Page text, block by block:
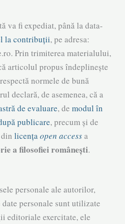
va fi expediat, până la data-
la contribuții, pe adresa:
Prin trimiterea materialului,
articolul propus îndeplinește
normele de bună
declară, de asemenea, că a
de evaluare, de modul în
publicare, precum și de
licențaopen accessa
a filosofiei românești.
personale ale autorilor,
personale sunt utilizate
editoriale exercitate, ele